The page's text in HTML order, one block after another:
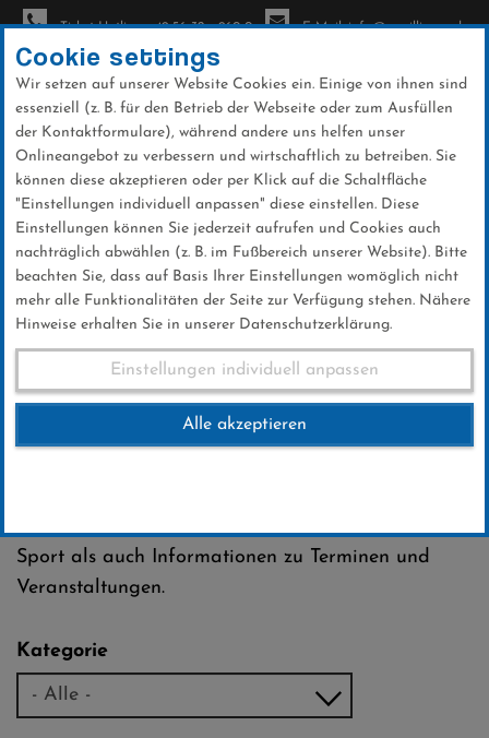
Direkt
zum
Inhalt
Ticket-Hotline: +49 56 32 - 960-0 E-Mail: info@sc-willingen.de
News
INFORMIERT BLEIBEN
News Archiv
Sport als auch Informationen zu Terminen und
Veranstaltungen.
Kategorie
Cookie settings
Wir setzen auf unserer Website Cookies ein. Einige von ihnen sind
essenziell (z. B. für den Betrieb der Webseite oder zum Ausfüllen
der Kontaktformulare), während andere uns helfen unser
Onlineangebot zu verbessern und wirtschaftlich zu betreiben. Sie
können diese akzeptieren oder per Klick auf die Schaltfläche
"Einstellungen individuell anpassen" diese einstellen. Diese
Einstellungen können Sie jederzeit aufrufen und Cookies auch
nachträglich abwählen (z. B. im Fußbereich unserer Website). Bitte
beachten Sie, dass auf Basis Ihrer Einstellungen womöglich nicht
mehr alle Funktionalitäten der Seite zur Verfügung stehen. Nähere
Hinweise erhalten Sie in unserer Datenschutzerklärung.
Einstellungen individuell anpassen
Alle akzeptieren